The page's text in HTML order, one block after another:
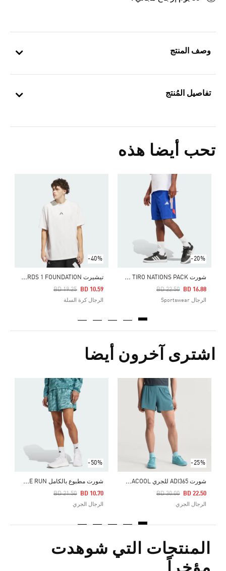
وصف المنتج
تفاصيل المُنتج
تحب أيضا هذه
-20%
ش
ورت HOUSE OF TIRO NATIONS PACK
Price Reduced From
BD 22.50
To BD 16.88
الرجال Sportswear
-40%
ت
يشيرت ANTHONY EDWARDS 1 FOUNDATION
Price Reduced From
BD 19.25
To BD 10.59
الرجال كرة السلة
اشترى آخرون أيضا
-25%
ش
ورت ADI365 للجري CLIMACOOL+
Price Reduced From
BD 30.00
To BD 22.50
الرجال الجري
-50%
ش
ورت مطبوع بالكامل OWN THE RUN
Price Reduced From
BD 21.50
To BD 10.70
الرجال الجري
Price Reduced From
To
المنتجات التي شوهدت